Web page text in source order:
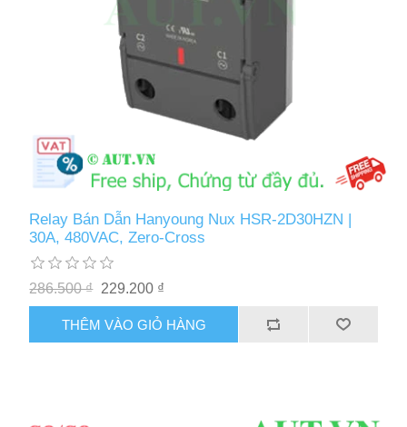
Relay Bán Dẫn Hanyoung Nux HSR-2D30HZN |
30A, 480VAC, Zero-Cross
286.500 ₫ 229.200 ₫
THÊM VÀO GIỎ HÀNG